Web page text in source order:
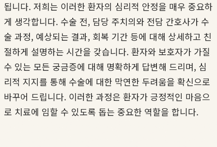
됩니다. 저희는 이러한 환자의 심리적 안정을 매우 중요하
게 생각합니다. 수술 전, 담당 주치의와 전담 간호사가 수
술 과정, 예상되는 결과, 회복 기간 등에 대해 상세하고 친
절하게 설명하는 시간을 갖습니다. 환자와 보호자가 가질
수 있는 모든 궁금증에 대해 명확하게 답변해 드리며, 심
리적 지지를 통해 수술에 대한 막연한 두려움을 확신으로
바꾸어 드립니다. 이러한 과정은 환자가 긍정적인 마음으
로 치료에 임할 수 있도록 돕는 중요한 역할을 합니다.